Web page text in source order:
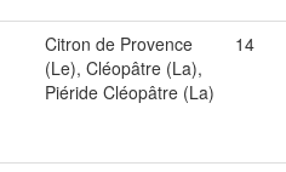
Citron de Provence
(Le), Cléopâtre (La),
Piéride Cléopâtre (La)
14